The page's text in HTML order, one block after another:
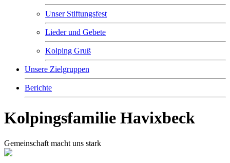
Unser Stiftungsfest
Lieder und Gebete
Kolping Gruß
Unsere Zielgruppen
Berichte
Kolpingsfamilie Havixbeck
Gemeinschaft macht uns stark